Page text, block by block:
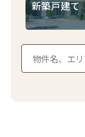
アも茨木さんは
てくれるので、
らも心強いです
この度は本当に
とうございまし
してくださるの
ても心強かった
一生に一度の大
い物を大樹不動
にお願いして本
新築戸建て